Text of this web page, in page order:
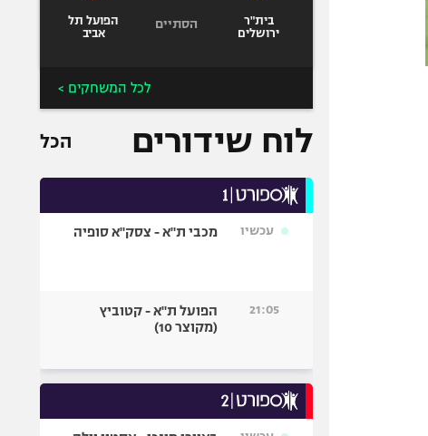
בית"ר
ירושלים
הסתיים
הפועל תל
אביב
לכל המשחקים >
לוח שידורים הכל
עכשיו מכבי ת"א - צסק"א סופיה
21:05
הפועל ת"א - קטוביץ
(מקוצר 10)